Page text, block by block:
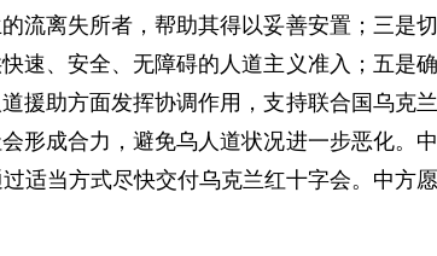
流离失所者，帮助其得以妥善安置；三是
速、安全、无障碍的人道主义准入；五是
援助方面发挥协调作用，支持联合国乌克
形成合力，避免乌人道状况进一步恶化。
适当方式尽快交付乌克兰红十字会。中方